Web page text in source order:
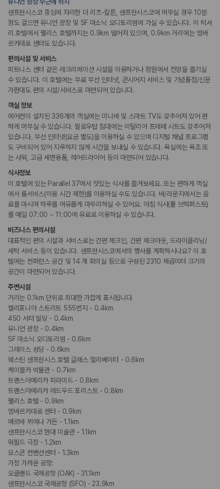
리셉션 서비스
간편 체크인/체크아웃
주차 대행
드라이클리닝/세탁서비스
포터/벨보이
짐 보관 서비스
다국어 구사 가능 직원
피트니스/헬스시설
비즈니스
회의공간
연회장
장애인 편의시설
휠체어 이용 가능 화장실
휠체어로 이용 가능
흡연 시설
금연 숙박 시설
샌프란시스코 중심에 자리한 더 리츠-칼튼, 샌프란시스코에 머무실 경우 10분
정도 걸으면 유니언 광장 및 SF 마소닉 오디토리엄에 가실 수 있습니다. 이 럭셔
리 호텔에서 팰리스 호텔까지는 0.9km 떨어져 있으며, 0.9km 거리에는 엠바
르카데로 센터도 있습니다.
편의시설 및 서비스
피트니스 센터 같은 레크리에이션 시설을 이용하거나 정원에서 전망을 즐기실
수 있습니다. 이 호텔에는 무료 무선 인터넷, 콘시어지 서비스 및 기념품점/신문
가판대도 편의 시설/서비스로 마련되어 있습니다.
객실 정보
에어컨이 설치된 336개의 객실에는 미니바 및 스마트 TV도 갖추어져 있어 편
하게 머무실 수 있습니다. 필로우탑 침대에는 이탈리아 프레떼 시트도 갖추어져
있습니다. 무선 인터넷(요금 별도)을 이용하실 수 있으며 디지털 채널 프로그램
도 구비되어 있어 지루하지 않게 시간을 보내실 수 있습니다. 욕실에는 욕조 또
는 샤워, 고급 세면용품, 헤어드라이어 등이 마련되어 있습니다.
식사정보
이 호텔에 있는 Parallel 37에서 맛있는 식사를 즐겨보세요. 또는 편하게 객실
에서 룸서비스(이용 시간 제한)를 이용하실 수도 있습니다. 바/라운지에서는 음
료를 마시며 하루를 여유롭게 마무리하실 수 있어요. 아침 식사(풀 브렉퍼스트)
를 매일 07:00 ~ 11:00에 유료로 이용하실 수 있습니다.
비즈니스 편의시설
대표적인 편의 시설과 서비스로는 간편 체크인, 간편 체크아웃, 드라이클리닝/
세탁 서비스 등이 있습니다. 샌프란시스코에서의 행사를 계획하시나요? 이 호
텔에는 컨퍼런스 공간 및 14 개 회의실 등으로 구성된 2310 제곱미터 크기의
공간이 마련되어 있습니다.
주변시설
거리는 0.1km 단위로 최대한 가깝게 표시됩니다.
캘리포니아 스트리트 555번지 - 0.4km
450 서터 빌딩 - 0.4km
유니언 광장 - 0.4km
SF 마소닉 오디토리엄 - 0.6km
그레이스 성당 - 0.6km
웨스틴 샌프란시스 호텔 글래스 엘리베이터 - 0.6km
케이블카 박물관 - 0.7km
트랜스아메리카 피라미드 - 0.8km
트랜스아메리카 레드우드 포리스트 - 0.8km
팰리스 호텔 - 0.9km
엠바르카데로 센터 - 0.9km
예르바 뷔에나 가든 - 1.1km
샌프란시스코 현대 미술관 - 1.1km
워필드 극장 - 1.2km
모스콘 컨벤션센터 - 1.3km
가장 가까운 공항:
오클랜드 국제공항 (OAK) - 31.1km
샌프란시스코 국제공항 (SFO) - 23.9km